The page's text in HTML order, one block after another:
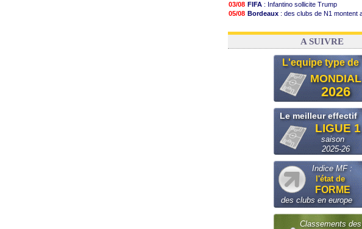
03/08 FIFA : Infantino sollicite Trump
05/08 Bordeaux : des clubs de N1 montent
03/08 Real: le démenti de Leipzig pour
A SUIVRE
L'equipe type de
MONDIAL
2026
Le meilleur effectif
LIGUE 1
saison
2025-26
Indice MF :
l'état de
FORME
des clubs en europe
Classements des